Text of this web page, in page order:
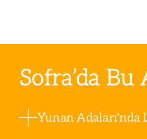
Sofra’da Bu
Yunan Adaları'nda